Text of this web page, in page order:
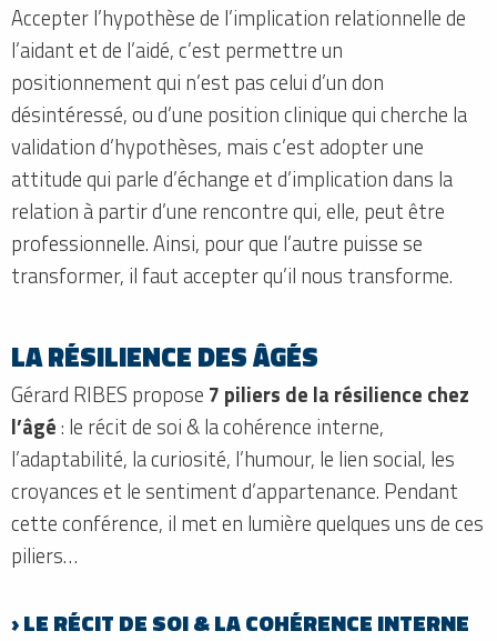
Accepter l’hypothèse de l’implication relationnelle de
l’aidant et de l’aidé, c’est permettre un
positionnement qui n’est pas celui d’un don
désintéressé, ou d’une position clinique qui cherche la
validation d’hypothèses, mais c’est adopter une
attitude qui parle d’échange et d’implication dans la
relation à partir d’une rencontre qui, elle, peut être
professionnelle. Ainsi, pour que l’autre puisse se
transformer, il faut accepter qu’il nous transforme.
LA RÉSILIENCE DES ÂGÉS
Gérard RIBES propose 7 piliers de la résilience chez
l’âgé: le récit de soi & la cohérence interne,
l’adaptabilité, la curiosité, l’humour, le lien social, les
croyances et le sentiment d’appartenance. Pendant
cette conférence, il met en lumière quelques uns de ces
piliers…
› LE RÉCIT DE SOI & LA COHÉRENCE INTERNE